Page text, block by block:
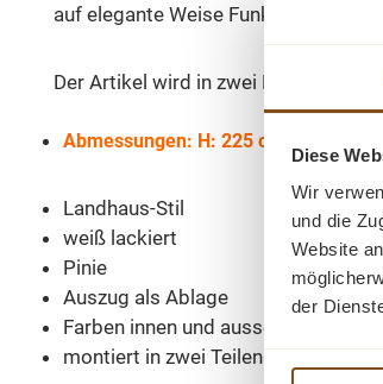
Diese
Wir
und die
Website
der
auf elegante Weise Funktionalität
Der Artikel wird in zwei Kartons
Abmessungen: H: 225 cm, B: 227 cm,
Landhaus-Stil
weiß lackiert
Pinie
Auszug als Ablage
Farben innen und aussen wählbar
montiert in zwei Teilen